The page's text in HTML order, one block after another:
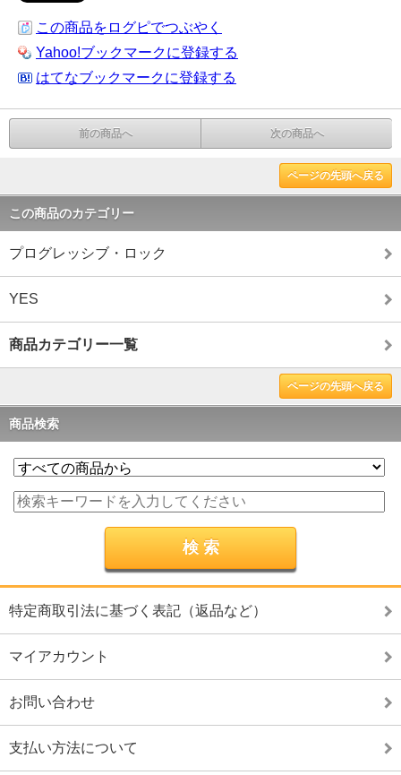
この商品をログピでつぶやく
Yahoo!ブックマークに登録する
はてなブックマークに登録する
前の商品へ 次の商品へ
ページの先頭へ戻る
この商品のカテゴリー
プログレッシブ・ロック
YES
商品カテゴリー一覧
ページの先頭へ戻る
商品検索
特定商取引法に基づく表記（返品など）
マイアカウント
お問い合わせ
支払い方法について